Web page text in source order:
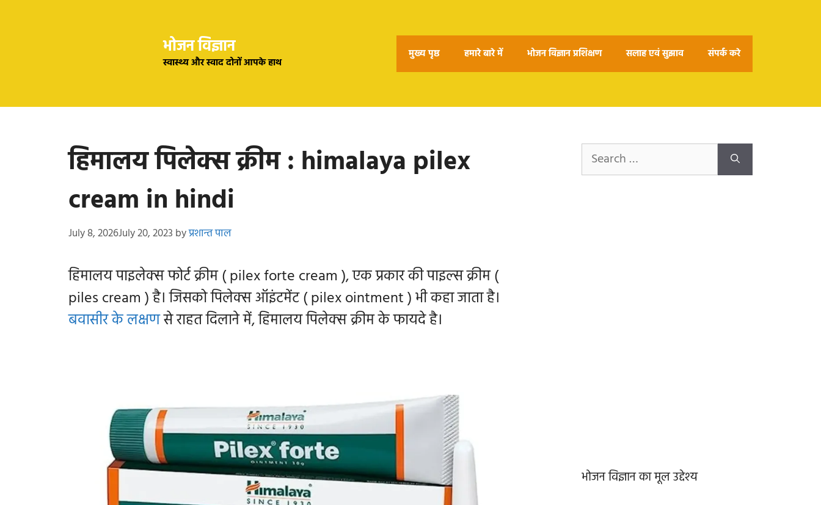
भोजन विज्ञान
स्वास्थ्य और स्वाद दोनों आपके हाथ
मुख्य पृष्ठ हमारे बारे में भोजन विज्ञान प्रशिक्षण सलाह एवं सुझाव संपर्क करे
हिमालय पिलेक्स क्रीम : himalaya pilex
cream in hindi
July 8, 2026July 20, 2023 byप्रशान्त पाल
हिमालय पाइलेक्स फोर्ट क्रीम ( pilex forte cream ), एक प्रकार की पाइल्स क्रीम (
piles cream ) है। जिसकोपिलेक्स ऑइंटमेंट (pilex ointment ) भी कहा जाता है।
बवासीर के लक्षणसे राहत दिलाने में, हिमालय पिलेक्स क्रीम के फायदे है।
Search
for:
भोजन विज्ञान का मूल उद्देश्य